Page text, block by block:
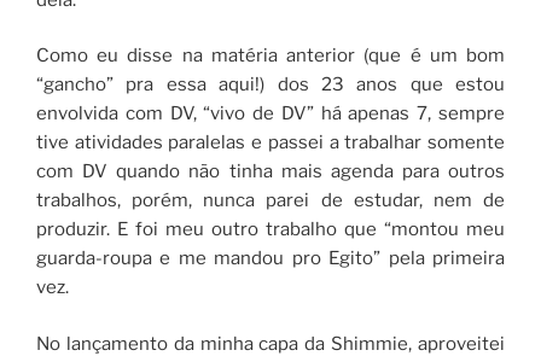
Como eu disse na matéria anterior (que é um bom
“gancho” pra essa aqui!) dos 23 anos que estou
envolvida com DV, “vivo de DV” há apenas 7, sempre
tive atividades paralelas e passei a trabalhar somente
com DV quando não tinha mais agenda para outros
trabalhos, porém, nunca parei de estudar, nem de
produzir. E foi meu outro trabalho que “montou meu
guarda-roupa e me mandou pro Egito” pela primeira
vez.
No lançamento da minha capa da Shimmie, aproveitei